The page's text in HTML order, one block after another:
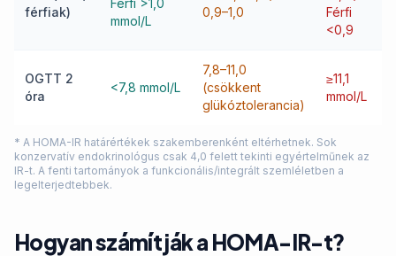
férfiak)
Férfi >1,0
mmol/L
0,9–1,0
Férfi
<0,9
OGTT 2
óra
<7,8 mmol/L
7,8–11,0
(csökkent
glükóztolerancia)
≥11,1
mmol/L
* A HOMA-IR határértékek szakemberenként eltérhetnek. Sok
konzervatív endokrinológus csak 4,0 felett tekinti egyértelműnek az
IR-t. A fenti tartományok a funkcionális/integrált szemléletben a
legelterjedtebbek.
Hogyan számítják a HOMA-IR-t?